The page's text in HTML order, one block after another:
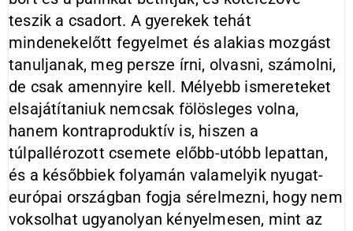
teszik a csadort. A gyerekek tehát
mindenekelőtt fegyelmet és alakias mozgást
tanuljanak, meg persze írni, olvasni, számolni,
de csak amennyire kell. Mélyebb ismereteket
elsajátítaniuk nemcsak fölösleges volna,
hanem kontraproduktív is, hiszen a
túlpallérozott csemete előbb-utóbb lepattan,
és a későbbiek folyamán valamelyik nyugat-
európai országban fogja sérelmezni, hogy nem
voksolhat ugyanolyan kényelmesen, mint az